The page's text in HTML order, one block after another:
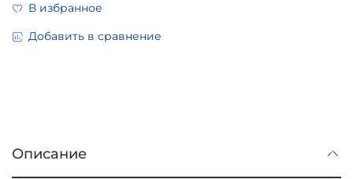
В избранное
Добавить в сравнение
Описание